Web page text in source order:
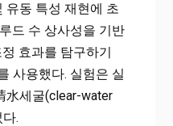
유동 특성 재현에 초
드 수 상사성을 기반
효과를 탐구하기
사용했다. 실험은 실
水세굴(clear-water
.